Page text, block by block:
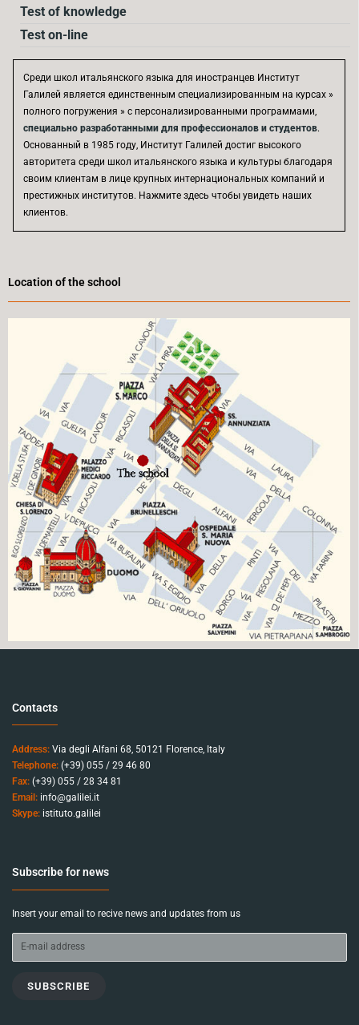
Test of knowledge
Test on-line
Среди школ итальянского языка для иностранцев Институт
Галилей является единственным специализированным на курсах »
полного погружения » с персонализированными программами,
специально разработанными для профессионалов и студентов.
Основанный в 1985 году, Институт Галилей достиг высокого
авторитета среди школ итальянского языка и культуры благодаря
своим клиентам в лице крупных интернациональных компаний и
престижных институтов. Нажмите здесь чтобы увидеть наших
клиентов.
Location of the school
Contacts
Address: Via degli Alfani 68, 50121 Florence, Italy
Telephone: (+39) 055 / 29 46 80
Fax: (+39) 055 / 28 34 81
Email: info@galilei.it
Skype: istituto.galilei
Subscribe for news
Insert your email to recive news and updates from us
SUBSCRIBE